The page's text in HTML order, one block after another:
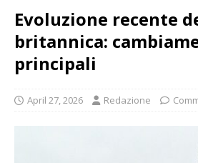
Evoluzione recente
britannica:
principali
April 27, 2026 Redazione